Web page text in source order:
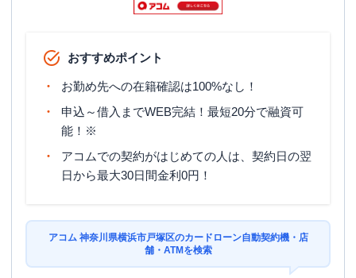
おすすめポイント
お勤め先への在籍確認は100%なし！
申込～借入までWEB完結！最短20分で融資可
能！※
アコムでの契約がはじめての人は、契約日の翌
日から最大30日間金利0円！
アコム 神奈川県横浜市戸塚区のカードローン自動契約機・店
舗・ATMを検索